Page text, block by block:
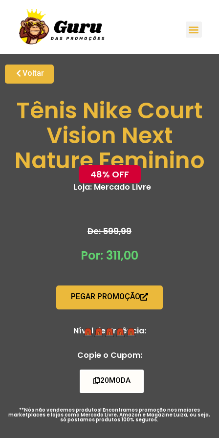
Voltar
Tênis Nike Court
Vision Next
Nature Feminino
48% OFF
Loja:Mercado Livre
De: 599,99
Por: 311,00
PEGAR PROMOÇÃO
Nível de Urgência:
Copie o Cupom:
20MODA
**Nós não vendemos produtos! Encontramos promoção nos maiores
marketplaces e lojas como Mercado Livre, Amazon e Magazine Luiza, ou seja,
só postamos produtos 100% seguros.